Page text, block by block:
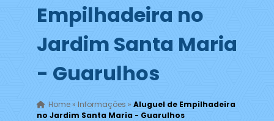
Empilhadeira no
Jardim Santa Maria
- Guarulhos
Home» Informações » Aluguel de Empilhadeira
no Jardim Santa Maria - Guarulhos